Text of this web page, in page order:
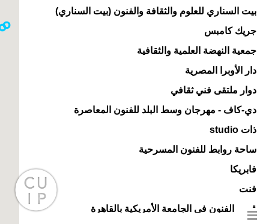
بيت السناري للعلوم والثقافة والفنون (بيت السناري)
جريك كامبس
جمعية النهضة العلمية والثقافية
دار الأوبرا المصرية
دوار ملتقى فني ثقافي
دي-كاف - مهرجان وسط البلد للفنون المعاصرة
ذات studio
ساحة روابط للفنون المسرحية
فابريكا
فنت
قسم الفنون في الجامعة الأمريكية بالقاهرة